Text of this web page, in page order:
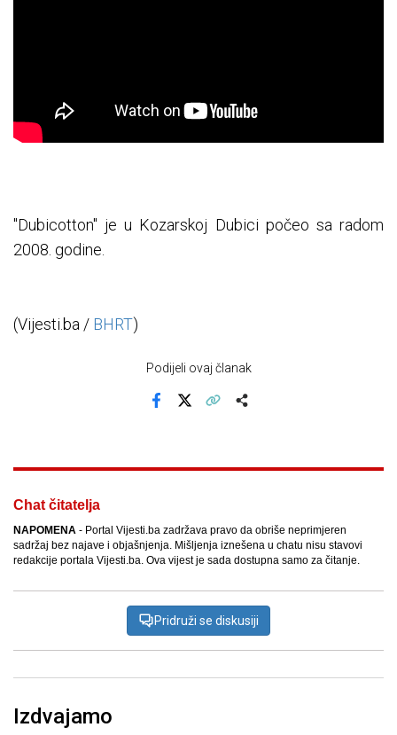
"Dubicotton" je u Kozarskoj Dubici počeo sa radom
2008. godine.
(Vijesti.ba / BHRT)
Podijeli ovaj članak
Chat čitatelja
NAPOMENA - Portal Vijesti.ba zadržava pravo da obriše neprimjeren
sadržaj bez najave i objašnjenja. Mišljenja iznešena u chatu nisu stavovi
redakcije portala Vijesti.ba. Ova vijest je sada dostupna samo za čitanje.
Pridruži se diskusiji
Izdvajamo